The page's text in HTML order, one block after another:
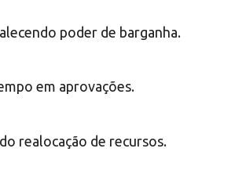
poder de barganha.
em aprovações.
realocação de recursos.